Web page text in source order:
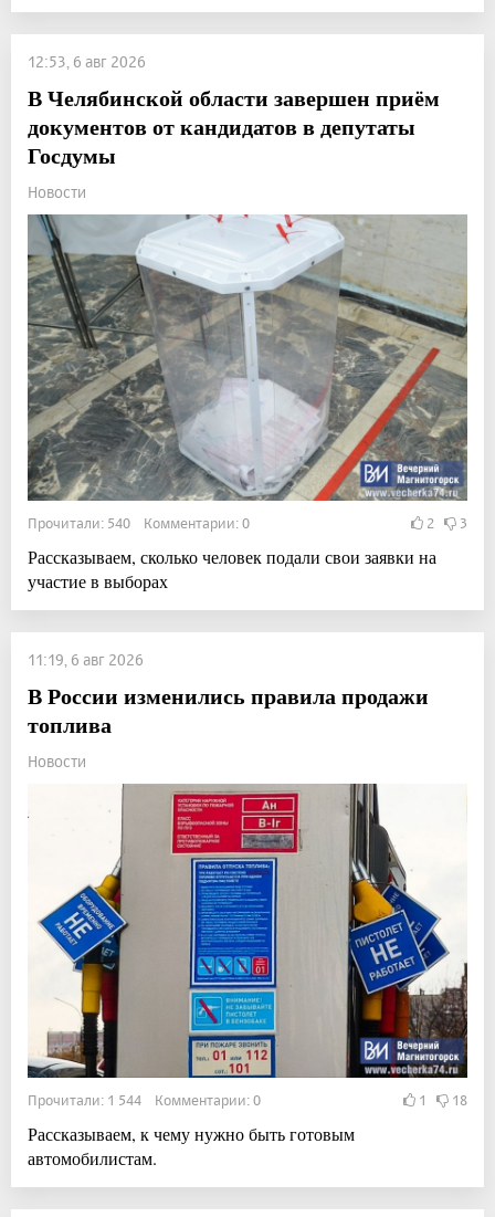
12:53, 6 авг 2026
В Челябинской области завершен приём
документов от кандидатов в депутаты
Госдумы
Новости
Прочитали: 540 Комментарии: 0 2 3
Рассказываем, сколько человек подали свои заявки на
участие в выборах
11:19, 6 авг 2026
В России изменились правила продажи
топлива
Новости
Прочитали: 1 544 Комментарии: 0 1 18
Рассказываем, к чему нужно быть готовым
автомобилистам.